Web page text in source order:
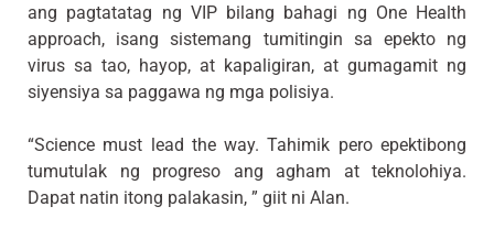
ang pagtatatag ng VIP bilang bahagi ng One Health
approach, isang sistemang tumitingin sa epekto ng
virus sa tao, hayop, at kapaligiran, at gumagamit ng
siyensiya sa paggawa ng mga polisiya.
“Science must lead the way. Tahimik pero epektibong
tumutulak ng progreso ang agham at teknolohiya.
Dapat natin itong palakasin, ” giit ni Alan.